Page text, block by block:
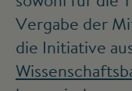
Vergabe der
die Initiative